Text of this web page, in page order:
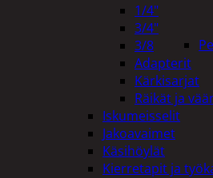
1/4"
3/4"
3/8
Adapterit
Kärkisarjat
Räikät ja
Iskumeisselit
Jakoavaimet
Käsihöylät
Kierretapit ja